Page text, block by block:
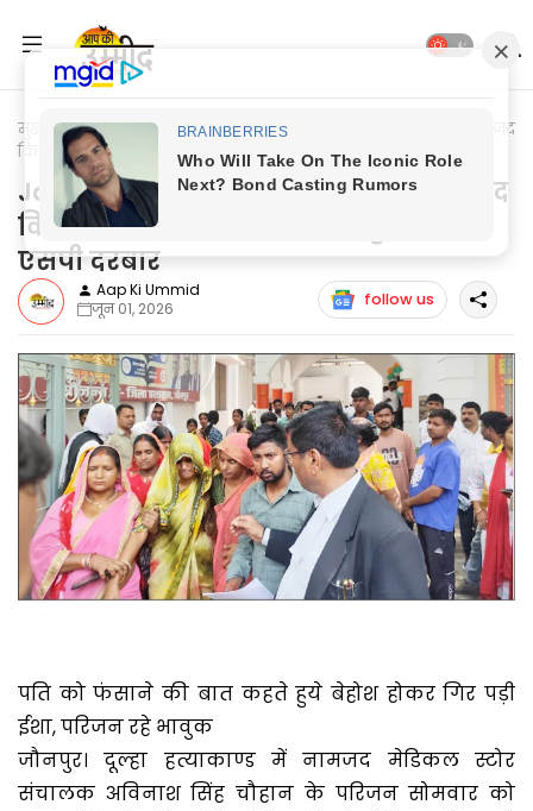
मुख्यपृष्ठ Jaunpur News
Jaunpur News: दूल्हा हत्याकाण्ड में नामजद
किये गये अविनाश के परिजन पहुंचे डीएम—एसपी दरबार
Jaunpur News: दूल्हा हत्याकाण्ड में नामजद
किये गये अविनाश के परिजन पहुंचे डीएम—
एसपी दरबार
Aap Ki Ummid
जून 01, 2026
follow us
पति को फंसाने की बात कहते हुये बेहोश होकर गिर पड़ी
ईशा, परिजन रहे भावुक
जौनपुर। दूल्हा हत्याकाण्ड में नामजद मेडिकल स्टोर
संचालक अविनाश सिंह चौहान के परिजन सोमवार को